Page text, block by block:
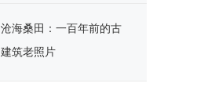
沧海桑田：一百年前的古
建筑老照片